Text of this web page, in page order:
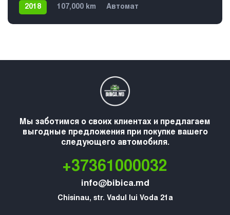
2018 107,000 km
Автомат
Мы заботимся о своих клиентах и предлагаем
выгодные предложения при покупке вашего
следующего автомобиля.
+37361000032
info@bibica.md
Chisinau, str. Vadul lui Voda 21a